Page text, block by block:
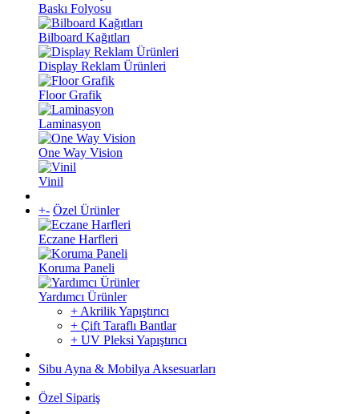
Baskı Folyosu
Bilboard Kağıtları
Display Reklam Ürünleri
Floor Grafik
Laminasyon
One Way Vision
Vinil
+- Özel Ürünler
Eczane Harfleri
Koruma Paneli
Yardımcı Ürünler
+ Akrilik Yapıştırıcı
+ Çift Taraflı Bantlar
+ UV Pleksi Yapıştırıcı
Sibu Ayna & Mobilya Aksesuarları
Özel Sipariş